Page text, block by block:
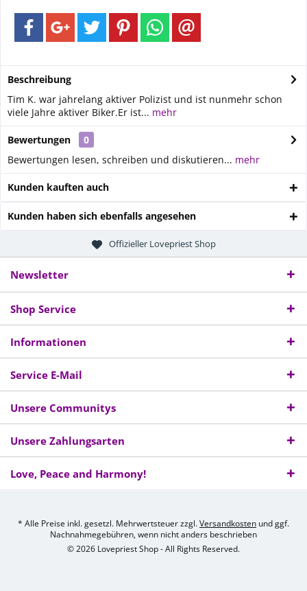
Beschreibung
Tim K. war jahrelang aktiver Polizist und ist nunmehr schon
viele Jahre aktiver Biker.Er ist... mehr
Bewertungen
0
Bewertungen lesen, schreiben und diskutieren... mehr
Kunden kauften auch
Kunden haben sich ebenfalls angesehen
Offizieller Lovepriest Shop
Newsletter
Shop Service
Informationen
Service E-Mail
Unsere Communitys
Unsere Zahlungsarten
Love, Peace and Harmony!
* Alle Preise inkl. gesetzl. Mehrwertsteuer zzgl.Versandkosten und ggf.
Nachnahmegebühren, wenn nicht anders beschrieben
© 2026 Lovepriest Shop - All Rights Reserved.